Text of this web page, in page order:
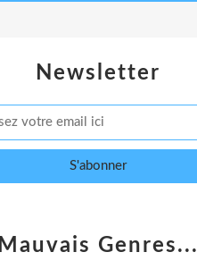
Newsletter
Mauvais Genres...